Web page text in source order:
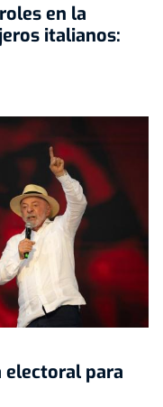
en la
italianos:
electoral para